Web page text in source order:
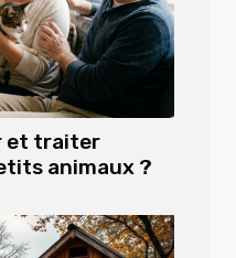
et traiter
animaux ?